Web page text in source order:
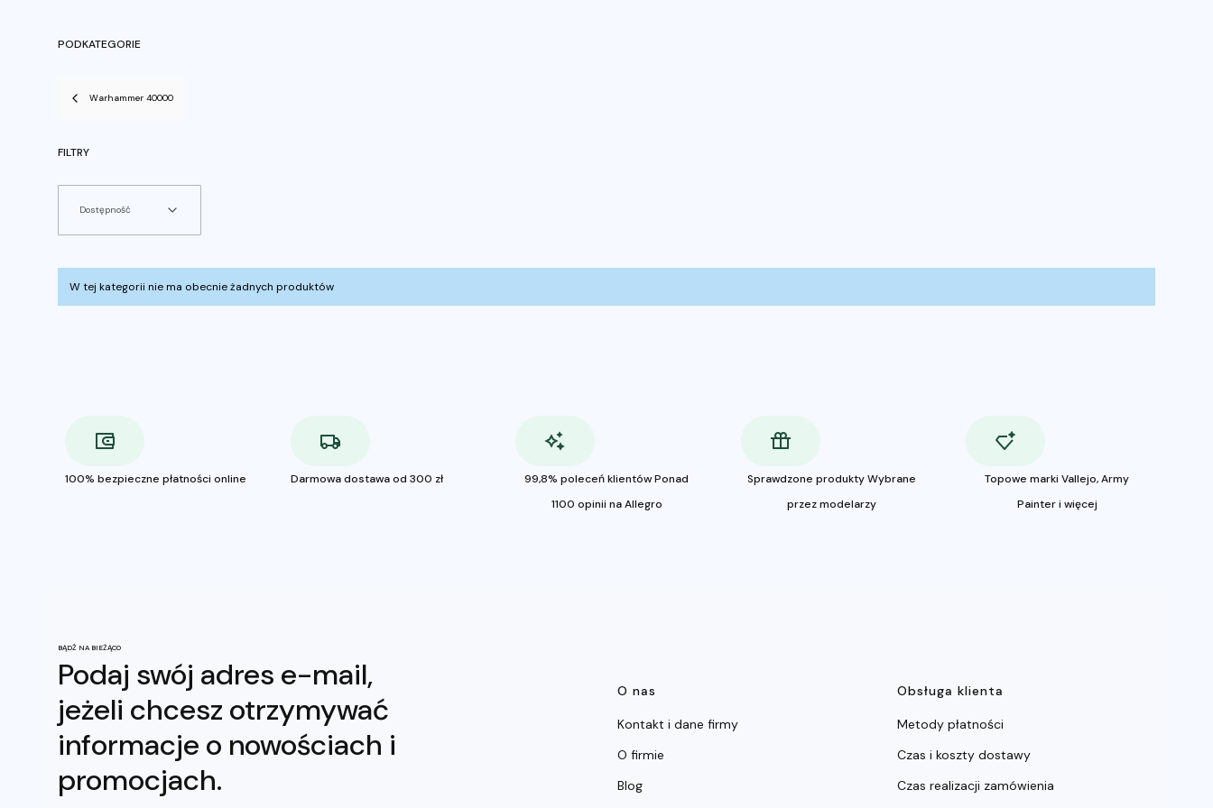
PODKATEGORIE
Warhammer 40000
FILTRY
Dostępność
Lista produktów
W tej kategorii nie ma obecnie żadnych produktów
100% bezpieczne płatności online Darmowa dostawa od 300 zł
99,8% poleceń klientów Ponad
1100 opinii na Allegro
Sprawdzone produkty Wybrane
przez modelarzy
Topowe marki Vallejo, Army
Painter i więcej
BĄDŹ NA BIEŻĄCO
Podaj swój adres e-mail,
jeżeli chcesz otrzymywać
informacje o nowościach i
promocjach.
Linki w stopce
O nas
Kontakt i dane firmy
O firmie
Blog
Obsługa klienta
Metody płatności
Czas i koszty dostawy
Czas realizacji zamówienia